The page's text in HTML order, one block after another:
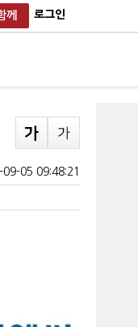
께 로그인
09-05 09:48:21